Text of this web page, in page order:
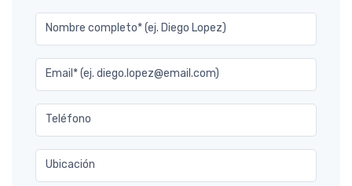
Nombre completo* (ej. Diego Lopez)
Email* (ej. diego.lopez@email.com)
Teléfono
Ubicación